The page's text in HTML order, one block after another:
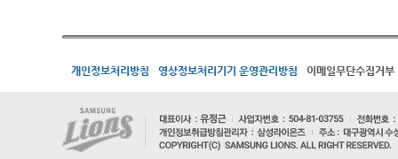
개인정보처리방침 영상정보처리기기 운영관리방침 이메일무단수집거부